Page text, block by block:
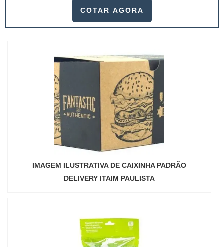
e logística adequada, esses esforços podem não valer
um papel de destaque muito abrangente, pois este item,
COTAR AGORA
IMAGEM ILUSTRATIVA DE CAIXINHA PADRÃO
DELIVERY ITAIM PAULISTA